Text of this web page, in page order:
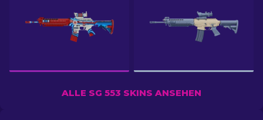
ALLE SG 553 SKINS ANSEHEN